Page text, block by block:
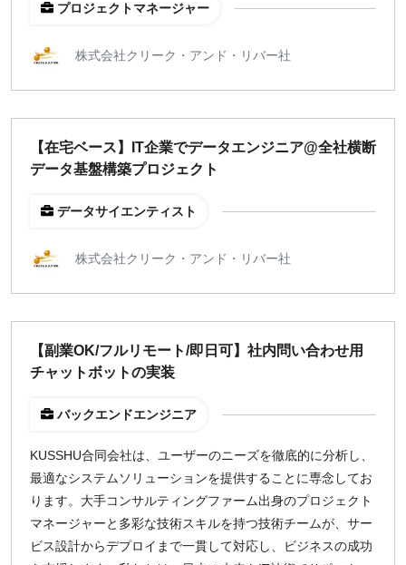
プロジェクトマネージャー
株式会社クリーク・アンド・リバー社
【在宅ベース】IT企業でデータエンジニア@全社横断
データ基盤構築プロジェクト
データサイエンティスト
株式会社クリーク・アンド・リバー社
【副業OK/フルリモート/即日可】社内問い合わせ用
チャットボットの実装
バックエンドエンジニア
KUSSHU合同会社は、ユーザーのニーズを徹底的に分析し、
最適なシステムソリューションを提供することに専念してお
ります。大手コンサルティングファーム出身のプロジェクト
マネージャーと多彩な技術スキルを持つ技術チームが、サー
ビス設計からデプロイまで一貫して対応し、ビジネスの成功